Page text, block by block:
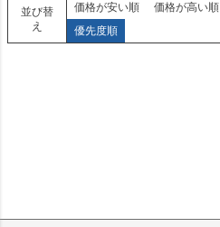
並び替
え
価格が安い順 価格が高い順
優先度順